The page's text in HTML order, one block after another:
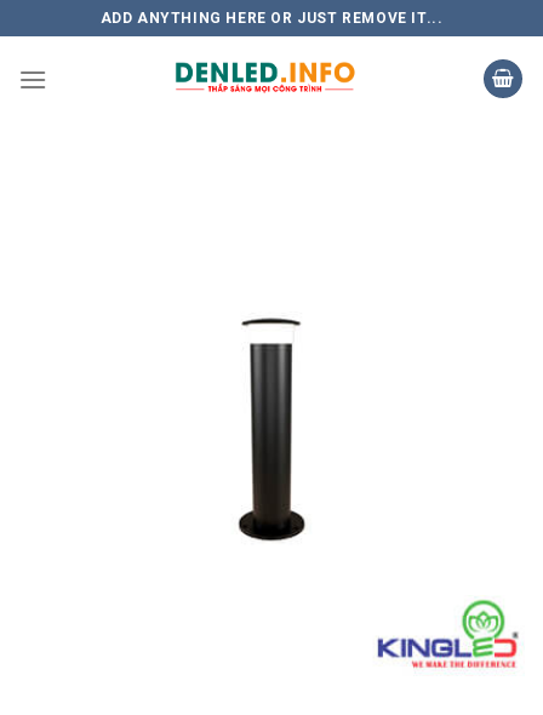
to
content
ADD ANYTHING HERE OR JUST REMOVE IT...